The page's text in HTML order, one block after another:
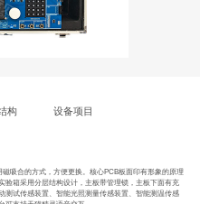
构 设备项目
吸合的方式，方便更换。核心PCB板面印有形象的原理
验箱采用分层结构设计，主板带管理锁，主板下面有充
测试传感装置、智能光照测量传感装置、智能测温传感